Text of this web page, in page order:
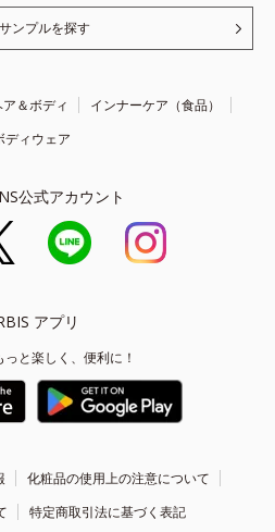
ンプルを探す
＆ボディ
インナーケア（食品）
ディウェア
公式アカウント
アプリ
と楽しく、便利に！
化粧品の使用上の注意について
特定商取引法に基づく表記